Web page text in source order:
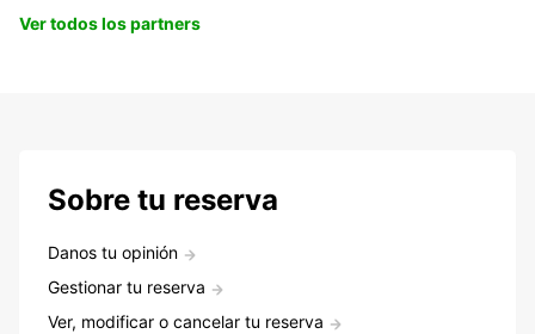
Ver todos los partners
Sobre tu reserva
Danos tu opinión
Gestionar tu reserva
Ver, modificar o cancelar tu reserva